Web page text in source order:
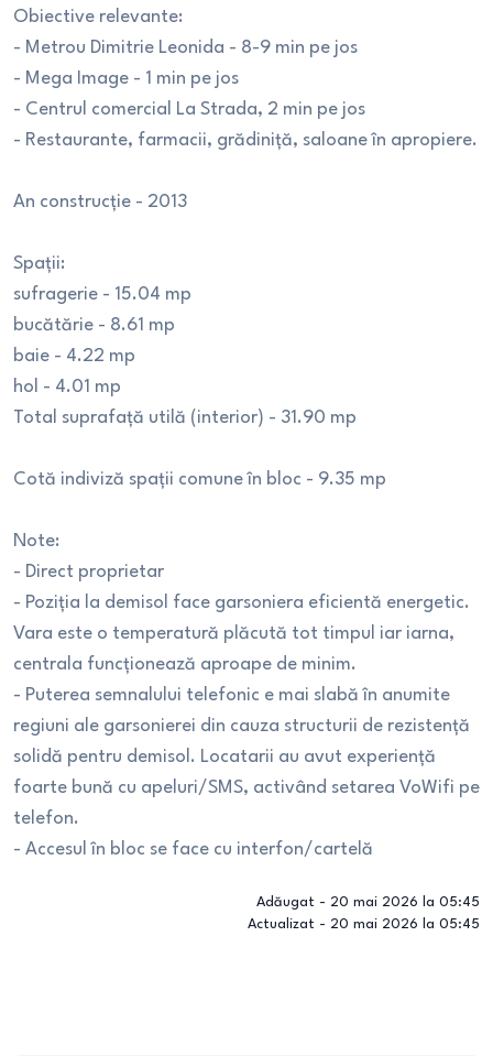
Obiective relevante:
- Metrou Dimitrie Leonida - 8-9 min pe jos
- Mega Image - 1 min pe jos
- Centrul comercial La Strada, 2 min pe jos
- Restaurante, farmacii, grădiniță, saloane în apropiere.
An construcție - 2013
Spații:
sufragerie - 15.04 mp
bucătărie - 8.61 mp
baie - 4.22 mp
hol - 4.01 mp
Total suprafață utilă (interior) - 31.90 mp
Cotă indiviză spații comune în bloc - 9.35 mp
Note:
- Direct proprietar
- Poziția la demisol face garsoniera eficientă energetic.
Vara este o temperatură plăcută tot timpul iar iarna,
centrala funcționează aproape de minim.
- Puterea semnalului telefonic e mai slabă în anumite
regiuni ale garsonierei din cauza structurii de rezistență
solidă pentru demisol. Locatarii au avut experiență
foarte bună cu apeluri/SMS, activând setarea VoWifi pe
telefon.
- Accesul în bloc se face cu interfon/cartelă
Adăugat - 20 mai 2026 la 05:45
Actualizat - 20 mai 2026 la 05:45